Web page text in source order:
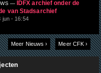
—
IDFX archief onder de
van Stadsarchief
jun - 16:54
Meer Nieuws › Meer CFK ›